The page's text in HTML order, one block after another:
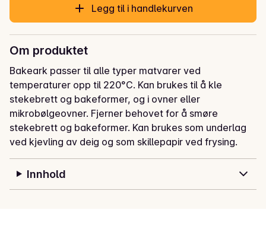
Legg til i handlekurven
Om produktet
Bakeark passer til alle typer matvarer ved
temperaturer opp til 220°C. Kan brukes til å kle
stekebrett og bakeformer, og i ovner eller
mikrobølgeovner. Fjerner behovet for å smøre
stekebrett og bakeformer. Kan brukes som underlag
ved kjevling av deig og som skillepapir ved frysing.
Innhold